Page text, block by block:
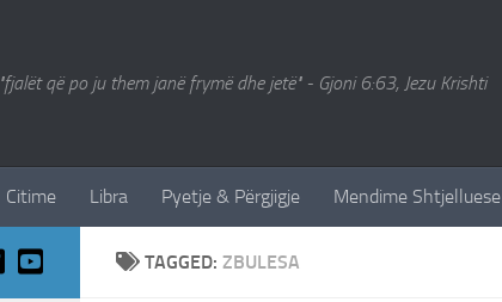
"fjalët që po ju them janë frymë dhe jetë" - Gjoni 6:63, Jezu Krishti
Citime Libra Pyetje & Përgjigje Mendime Shtjelluese
TAGGED: ZBULESA